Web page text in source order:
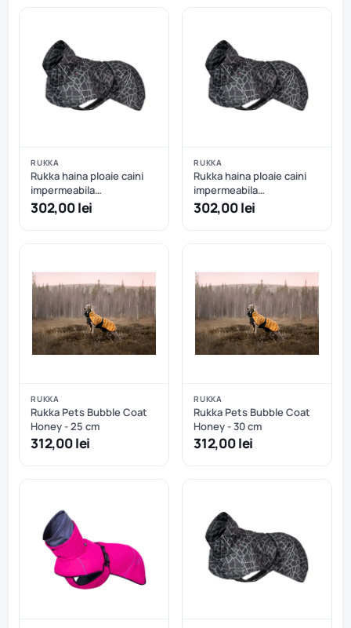
RUKKA
Rukka haina ploaie caini
impermeabila
reflectorizanta - Dark - 35
302,00 lei
RUKKA
Rukka haina ploaie caini
impermeabila
reflectorizanta - Dark - 40
302,00 lei
RUKKA
Rukka Pets Bubble Coat
Honey - 25 cm
312,00 lei
RUKKA
Rukka Pets Bubble Coat
Honey - 30 cm
312,00 lei